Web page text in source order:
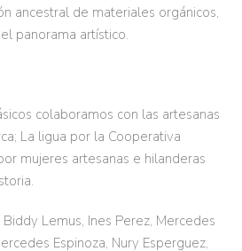
ancestral de materiales orgánicos,
panorama artístico.
colaboramos con las artesanas
La ligua por la Cooperativa
mujeres artesanas e hilanderas
Lemus, Ines Perez, Mercedes
Espinoza, Nury Esperguez,